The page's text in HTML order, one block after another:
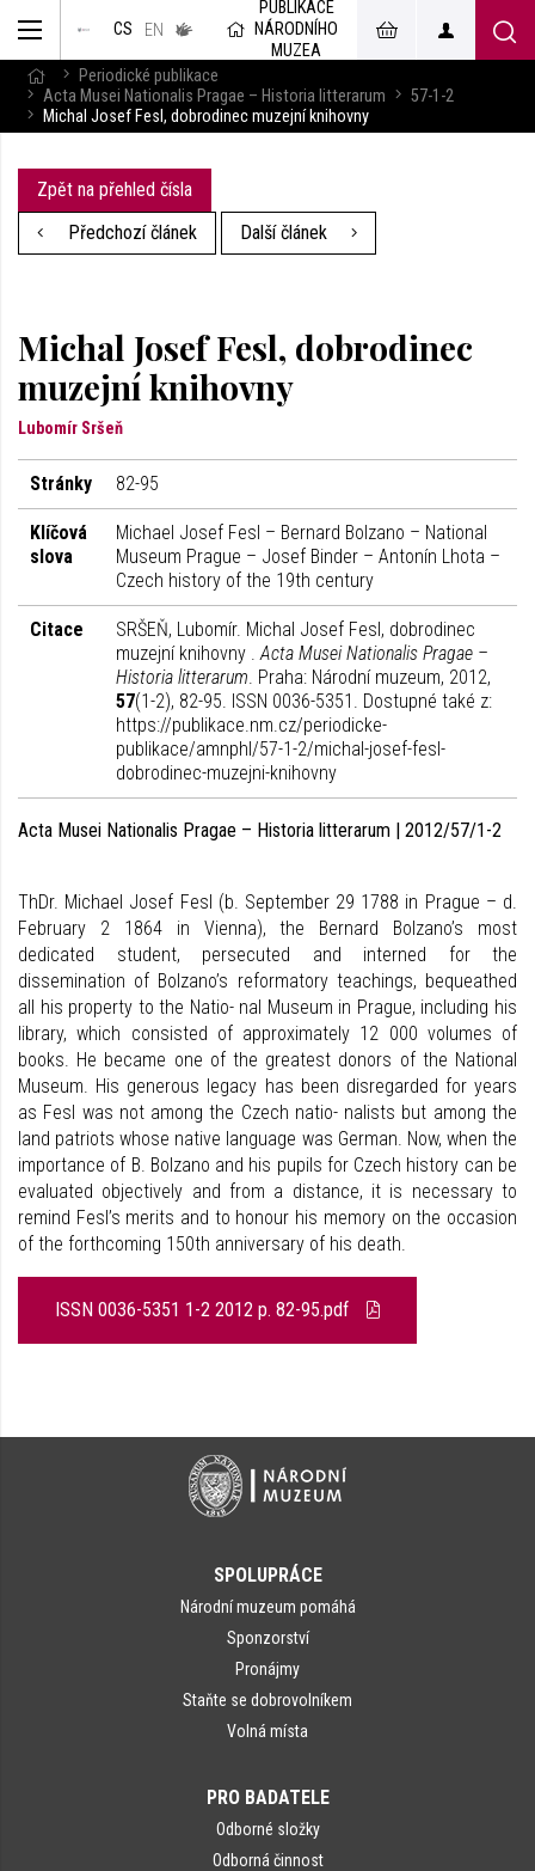
CS EN
v českém
jazyce
PUBLIKACE
NÁRODNÍHO
MUZEA
Periodické publikace
Acta Musei Nationalis Pragae – Historia litterarum
57-1-2
Michal Josef Fesl, dobrodinec muzejní knihovny
Zpět na přehled čísla
Předchozí článek
Další článek
Michal Josef Fesl, dobrodinec
muzejní knihovny
Lubomír Sršeň
Stránky 82-95
Klíčová
slova
Michael Josef Fesl – Bernard Bolzano – National
Museum Prague – Josef Binder – Antonín Lhota –
Czech history of the 19th century
Citace
SRŠEŇ, Lubomír. Michal Josef Fesl, dobrodinec
muzejní knihovny .Acta Musei Nationalis Pragae –
Historia litterarum. Praha: Národní muzeum, 2012,
57(1-2), 82-95. ISSN 0036-5351. Dostupné také z:
https://publikace.nm.cz/periodicke-
publikace/amnphl/57-1-2/michal-josef-fesl-
dobrodinec-muzejni-knihovny
Acta Musei Nationalis Pragae – Historia litterarum | 2012/57/1-2
ThDr. Michael Josef Fesl (b. September 29 1788 in Prague – d.
February 2 1864 in Vienna), the Bernard Bolzano’s most
dedicated student, persecuted and interned for the
dissemination of Bolzano’s reformatory teachings, bequeathed
all his property to the Natio- nal Museum in Prague, including his
library, which consisted of approximately 12 000 volumes of
books. He became one of the greatest donors of the National
Museum. His generous legacy has been disregarded for years
as Fesl was not among the Czech natio- nalists but among the
land patriots whose native language was German. Now, when the
importance of B. Bolzano and his pupils for Czech history can be
evaluated objectively and from a distance, it is necessary to
remind Fesl’s merits and to honour his memory on the occasion
of the forthcoming 150th anniversary of his death.
ISSN 0036-5351 1-2 2012 p. 82-95.pdf
SPOLUPRÁCE
Národní muzeum pomáhá
Sponzorství
Pronájmy
Staňte se dobrovolníkem
Volná místa
PRO BADATELE
Odborné složky
Odborná činnost